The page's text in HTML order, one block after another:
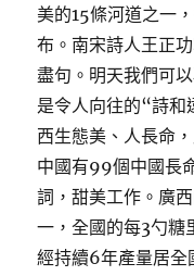
美的15條河道之一
布。南宋詩人王正
盡句。明天我們可
是令人向往的“詩和
西生態美、人長命
中國有99個中國長
詞，甜美工作。廣
一，全國的每3勺糖
經持續6年產量居全